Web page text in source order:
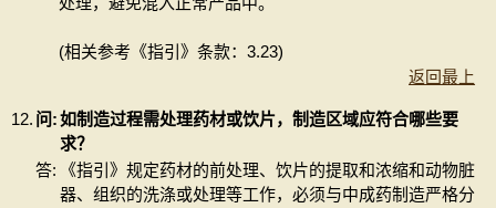
(相关参考《指引》条款：3.23)
返回最上
12. 问:如制造过程需处理药材或饮片，制造区域应符合哪些要
求？
答:
《指引》规定药材的前处理、饮片的提取和浓缩和动物脏
器、组织的洗涤或处理等工作，必须与中成药制造严格分